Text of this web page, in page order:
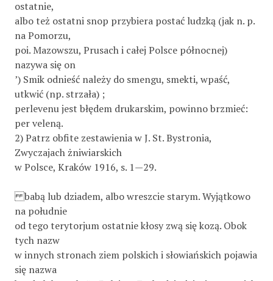
ostatnie,
albo też ostatni snop przybiera postać ludzką (jak n. p.
na Pomorzu,
poi. Mazowszu, Prusach i całej Polsce północnej)
nazywa się on
’) Smik odnieść należy do smengu, smekti, wpaść,
utkwić (np. strzała) ;
perlevenu jest błędem drukarskim, powinno brzmieć:
per veleną.
2) Patrz obfite zestawienia w J. St. Bystronia,
Zwyczajach żniwiarskich
w Polsce, Kraków 1916, s. 1—29.
babą lub dziadem, albo wreszcie starym. Wyjątkowo
na południe
od tego terytorjum ostatnie kłosy zwą się kozą. Obok
tych nazw
w innych stronach ziem polskich i słowiańskich pojawia
się nazwa